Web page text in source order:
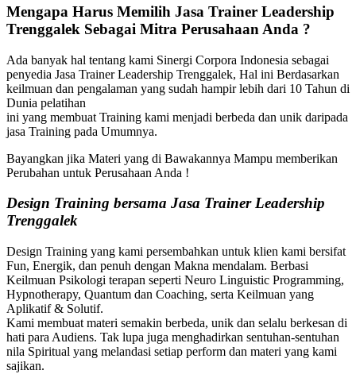
Mengapa Harus Memilih Jasa Trainer Leadership
Trenggalek Sebagai Mitra Perusahaan Anda ?
Ada banyak hal tentang kami Sinergi Corpora Indonesia sebagai
penyedia Jasa Trainer Leadership Trenggalek, Hal ini Berdasarkan
keilmuan dan pengalaman yang sudah hampir lebih dari 10 Tahun di
Dunia pelatihan
ini yang membuat Training kami menjadi berbeda dan unik daripada
jasa Training pada Umumnya.
Bayangkan jika Materi yang di Bawakannya Mampu memberikan
Perubahan untuk Perusahaan Anda !
Design Training bersama Jasa Trainer Leadership
Trenggalek
Design Training yang kami persembahkan untuk klien kami bersifat
Fun, Energik, dan penuh dengan Makna mendalam. Berbasi
Keilmuan Psikologi terapan seperti Neuro Linguistic Programming,
Hypnotherapy, Quantum dan Coaching, serta Keilmuan yang
Aplikatif & Solutif.
Kami membuat materi semakin berbeda, unik dan selalu berkesan di
hati para Audiens. Tak lupa juga menghadirkan sentuhan-sentuhan
nila Spiritual yang melandasi setiap perform dan materi yang kami
sajikan.